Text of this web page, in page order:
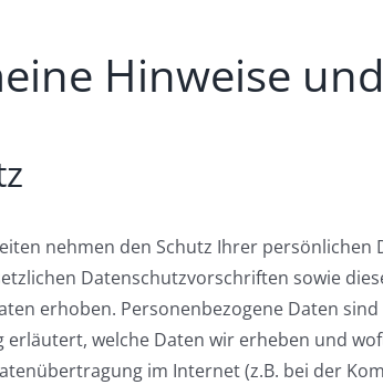
Hinweise
nehmen den Schutz Ihrer
Datenschutzvorschriften sowie
erhoben. Personenbezogene Daten
welche Daten wir erheben und
im Internet (z.B. bei der